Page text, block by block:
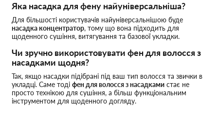
Яка насадка для фену найуніверсальніша?
Для більшості користувачів найуніверсальнішою буде
насадка концентратор, тому що вона підходить для
щоденного сушіння, витягування та базової укладки.
Чи зручно використовувати фен для волосся з
насадками щодня?
Так, якщо насадки підібрані під ваш тип волосся та звички в
укладці. Саме тоді фен для волосся з насадками стає не
просто технікою для сушіння, а більш функціональним
інструментом для щоденного догляду.